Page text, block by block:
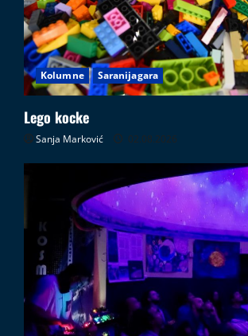
Kolumne Saranijagara
Lego kocke
Sanja Marković 02.08.2026